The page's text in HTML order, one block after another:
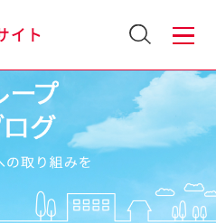
イト